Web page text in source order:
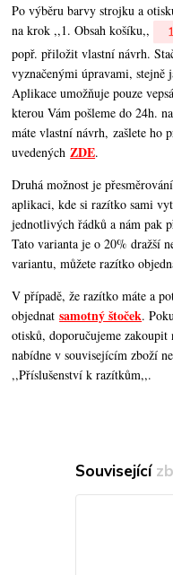
Po výběru barvy strojku a
na krok ,,1. Obsah košíku,,
popř. přiložit vlastní návrh.
vyznačenými úpravami, stejně
Aplikace umožňuje pouze
kterou Vám pošleme do 24h.
máte vlastní návrh, zašlete ho
uvedenýchZDE.
Druhá možnost je
aplikaci, kde si razítko sami
jednotlivých řádků a nám pak
Tato varianta je o 20% dražší
variantu, můžete razítko
V případě, že razítko máte a
objednatsamotný štoček.
otisků, doporučujeme
nabídne v souvisejícím zboží
,,Příslušenství k razítkům,,.
Související